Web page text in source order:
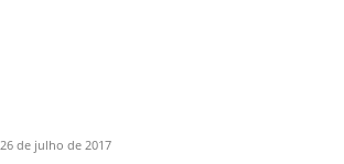
26 de julho de 2017